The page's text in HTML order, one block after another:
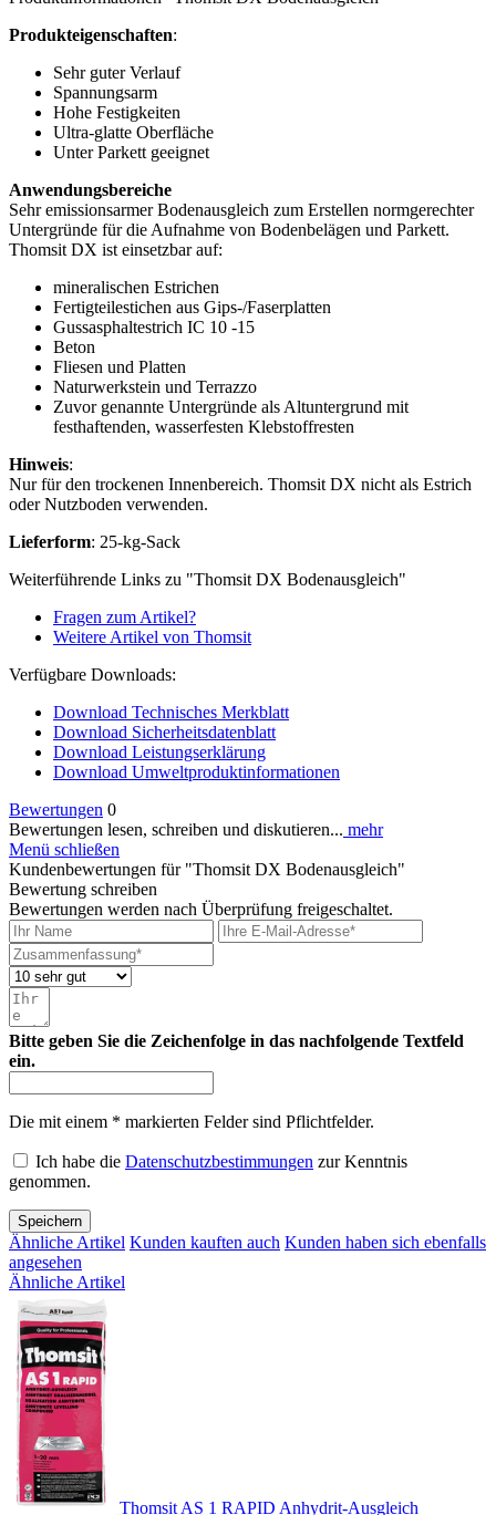
Produkteigenschaften:
Sehr guter Verlauf
Spannungsarm
Hohe Festigkeiten
Ultra-glatte Oberfläche
Unter Parkett geeignet
Anwendungsbereiche
Sehr emissionsarmer Bodenausgleich zum Erstellen normgerechter
Untergründe für die Aufnahme von Bodenbelägen und Parkett.
Thomsit DX ist einsetzbar auf:
mineralischen Estrichen
Fertigteilestichen aus Gips-/Faserplatten
Gussasphaltestrich IC 10 -15
Beton
Fliesen und Platten
Naturwerkstein und Terrazzo
Zuvor genannte Untergründe als Altuntergrund mit
festhaftenden, wasserfesten Klebstoffresten
Hinweis:
Nur für den trockenen Innenbereich. Thomsit DX nicht als Estrich
oder Nutzboden verwenden.
Lieferform: 25-kg-Sack
Weiterführende Links zu "Thomsit DX Bodenausgleich"
Fragen zum Artikel?
Weitere Artikel von Thomsit
Verfügbare Downloads:
Download Technisches Merkblatt
Download Sicherheitsdatenblatt
Download Leistungserklärung
Download Umweltproduktinformationen
Bewertungen 0
Bewertungen lesen, schreiben und diskutieren... mehr
Menü schließen
Kundenbewertungen für "Thomsit DX Bodenausgleich"
Bewertung schreiben
Bewertungen werden nach Überprüfung freigeschaltet.
Bitte geben Sie die Zeichenfolge in das nachfolgende Textfeld
ein.
Die mit einem * markierten Felder sind Pflichtfelder.
Ich habe die Datenschutzbestimmungen zur Kenntnis
genommen.
Speichern
Ähnliche Artikel Kunden kauften auch Kunden haben sich ebenfalls
angesehen
Ähnliche Artikel
Thomsit AS 1 RAPID Anhydrit-Ausgleich